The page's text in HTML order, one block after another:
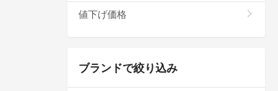
値下げ価格
ブランドで絞り込み